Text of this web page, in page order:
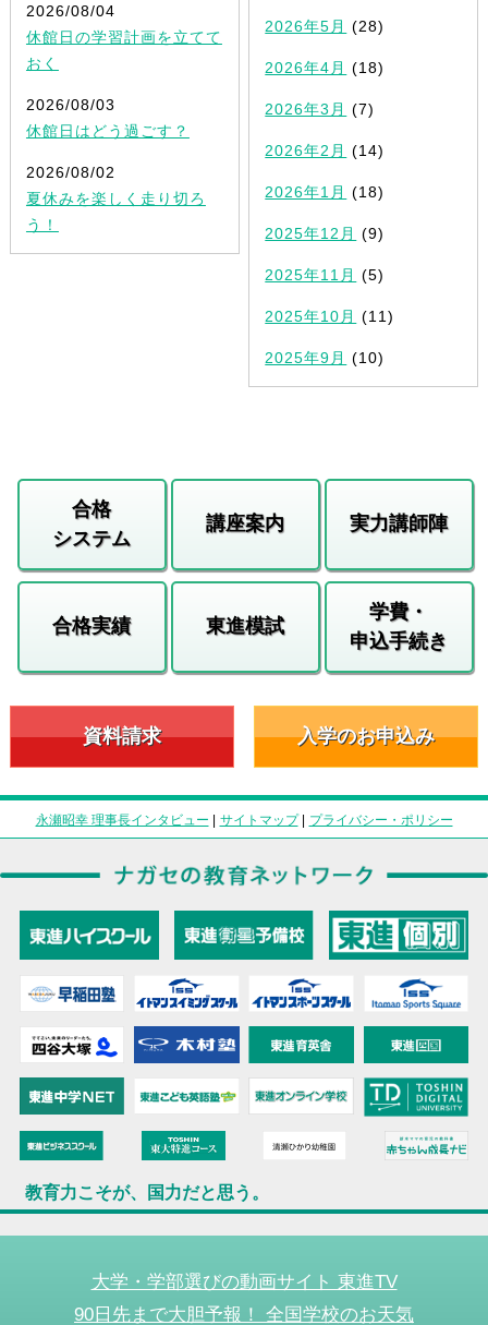
2026/08/04
休館日の学習計画を立てて
おく
2026/08/03
休館日はどう過ごす？
2026/08/02
夏休みを楽しく走り切ろ
う！
2026年5月 (28)
2026年4月 (18)
2026年3月 (7)
2026年2月 (14)
2026年1月 (18)
2025年12月 (9)
2025年11月 (5)
2025年10月 (11)
2025年9月 (10)
合格
システム
講座案内 実力講師陣
合格実績 東進模試
学費・
申込手続き
資料請求 入学のお申込み
永瀬昭幸 理事長インタビュー | サイトマップ| プライバシー・ポリシー
教育力こそが、国力だと思う。
大学・学部選びの動画サイト 東進TV
90日先まで大胆予報！ 全国学校のお天気